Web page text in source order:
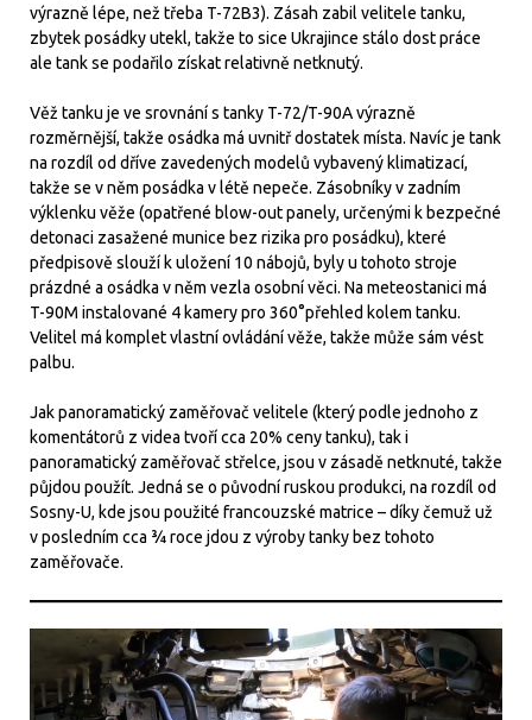
výrazně lépe, než třeba T-72B3). Zásah zabil velitele tanku,
zbytek posádky utekl, takže to sice Ukrajince stálo dost práce
ale tank se podařilo získat relativně netknutý.
Věž tanku je ve srovnání s tanky T-72/T-90A výrazně
rozměrnější, takže osádka má uvnitř dostatek místa. Navíc je tank
na rozdíl od dříve zavedených modelů vybavený klimatizací,
takže se v něm posádka v létě nepeče. Zásobníky v zadním
výklenku věže (opatřené blow-out panely, určenými k bezpečné
detonaci zasažené munice bez rizika pro posádku), které
předpisově slouží k uložení 10 nábojů, byly u tohoto stroje
prázdné a osádka v něm vezla osobní věci. Na meteostanici má
T-90M instalované 4 kamery pro 360°přehled kolem tanku.
Velitel má komplet vlastní ovládání věže, takže může sám vést
palbu.
Jak panoramatický zaměřovač velitele (který podle jednoho z
komentátorů z videa tvoří cca 20% ceny tanku), tak i
panoramatický zaměřovač střelce, jsou v zásadě netknuté, takže
půjdou použít. Jedná se o původní ruskou produkci, na rozdíl od
Sosny-U, kde jsou použité francouzské matrice – díky čemuž už
v posledním cca ¾ roce jdou z výroby tanky bez tohoto
zaměřovače.